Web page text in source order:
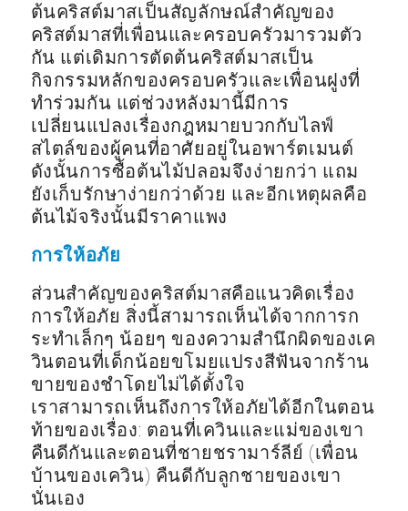
ต้นคริสต์มาสเป็นสัญลักษณ์สำคัญของ
คริสต์มาสที่เพื่อนและครอบครัวมารวมตัว
กัน แต่เดิมการตัดต้นคริสต์มาสเป็น
กิจกรรมหลักของครอบครัวและเพื่อนฝูงที่
ทำร่วมกัน แต่ช่วงหลังมานี้มีการ
เปลี่ยนแปลงเรื่องกฎหมายบวกกับไลฟ์
สไตล์ของผู้คนที่อาศัยอยู่ในอพาร์ตเมนต์
ดังนั้นการซื้อต้นไม้ปลอมจึงง่ายกว่า แถม
ยังเก็บรักษาง่ายกว่าด้วย และอีกเหตุผลคือ
ต้นไม้จริงนั้นมีราคาแพง
การให้อภัย
ส่วนสำคัญของคริสต์มาสคือแนวคิดเรื่อง
การให้อภัย สิ่งนี้สามารถเห็นได้จากการก
ระทำเล็กๆ น้อยๆ ของความสำนึกผิดของเค
วินตอนที่เด็กน้อยขโมยแปรงสีฟันจากร้าน
ขายของชำโดยไม่ได้ตั้งใจ
เราสามารถเห็นถึงการให้อภัยได้อีกในตอน
ท้ายของเรื่อง: ตอนที่เควินและแม่ของเขา
คืนดีกันและตอนที่ชายชรามาร์ลีย์ (เพื่อน
บ้านของเควิน) คืนดีกับลูกชายของเขา
นั่นเอง